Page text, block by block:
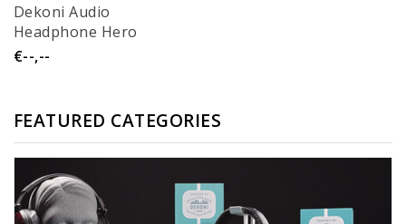
Dekoni Audio
Headphone Hero
€--,--
FEATURED CATEGORIES